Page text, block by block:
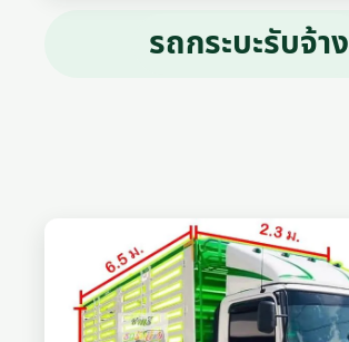
รถกระบะรับจ้าง